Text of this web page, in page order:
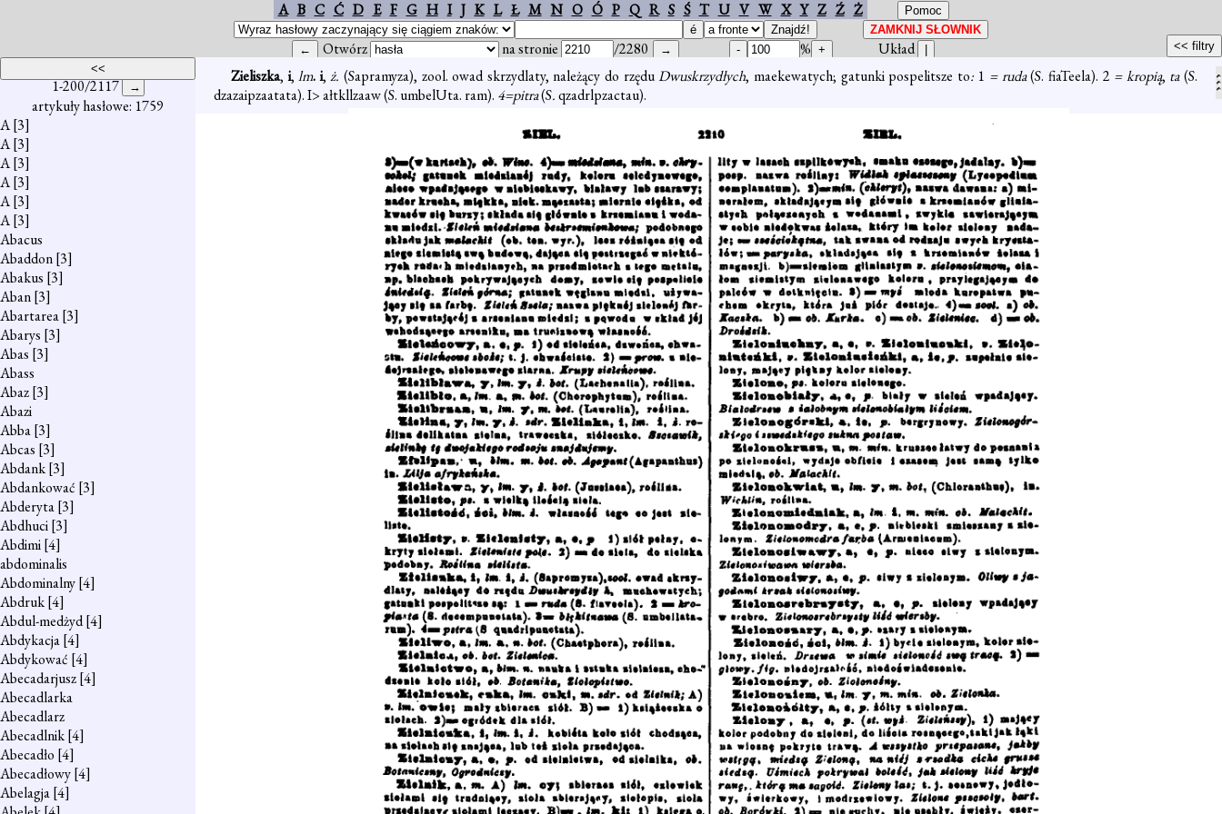
A B C Ć D E F G H I J K L Ł M N O Ó P Q R S Ś T U V W X Y Z Ź Ż
Otwórz na stronie /2280 %
Układ
1-200/2117
artykuły hasłowe: 1759
A[3]
A[3]
A[3]
A[3]
A[3]
A[3]
Abacus
Abaddon[3]
Abakus [3]
Aban[3]
Abartarea[3]
Abarys [3]
Abas [3]
Abass
Abaz[3]
Abazi
Abba[3]
Abcas [3]
Abdank[3]
Abdankować [3]
Abderyta[3]
Abdhuci[3]
Abdimi[4]
abdominalis
Abdominalny[4]
Abdruk[4]
Abdul-medżyd[4]
Abdykacja[4]
Abdykować [4]
Abecadarjusz[4]
Abecadlarka
Abecadlarz
Abecadlnik[4]
Abecadło [4]
Abecadłowy[4]
Abelagja[4]
Zieliszka,i,lm. i,ż.(Sapramyza), zool. owad skrzydlaty, należący do rzęduDwuskrzydłych, maekewatych; gatunki pospelitsze to: 1 = ruda(S. fiaTeela). 2 = kropią, ta(S.
dzazaipzaatata). I> ałtkllzaaw (S. umbelUta. ram). 4=pitra(S.qzadrlpzactau).